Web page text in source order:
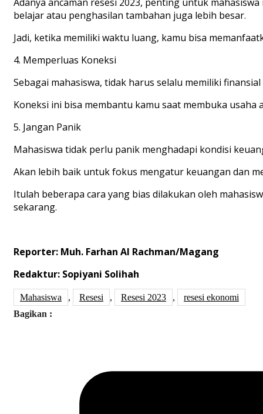
belajar atau penghasilan tambahan juga lebih besar.
Jadi, ketika memiliki waktu luang, kamu bisa
4. Memperluas Koneksi
Sebagai mahasiswa, tidak harus selalu memiliki
Koneksi ini bisa membantu kamu saat membuka
5. Jangan Panik
Mahasiswa tidak perlu panik menghadapi kondisi
Akan lebih baik untuk fokus mengatur keuangan dan
Itulah beberapa cara yang bias dilakukan oleh
sekarang.
Reporter: Muh. Farhan Al Rachman/Magang
Redaktur: Sopiyani Solihah
Mahasiswa , Resesi , Resesi 2023 ,
resesi ekonomi
Bagikan :